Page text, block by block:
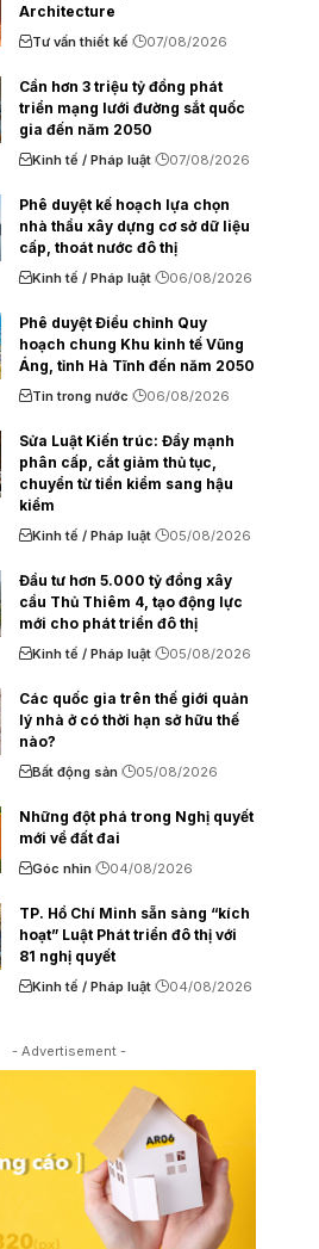
Architecture
Tư vấn thiết kế 07/08/2026
Cần hơn 3 triệu tỷ đồng phát
triển mạng lưới đường sắt quốc
gia đến năm 2050
Kinh tế / Pháp luật 07/08/2026
Phê duyệt kế hoạch lựa chọn
nhà thầu xây dựng cơ sở dữ liệu
cấp, thoát nước đô thị
Kinh tế / Pháp luật 06/08/2026
Phê duyệt Điều chỉnh Quy
hoạch chung Khu kinh tế Vũng
Áng, tỉnh Hà Tĩnh đến năm 2050
Tin trong nước 06/08/2026
Sửa Luật Kiến trúc: Đẩy mạnh
phân cấp, cắt giảm thủ tục,
chuyển từ tiền kiểm sang hậu
kiểm
Kinh tế / Pháp luật 05/08/2026
Đầu tư hơn 5.000 tỷ đồng xây
cầu Thủ Thiêm 4, tạo động lực
mới cho phát triển đô thị
Kinh tế / Pháp luật 05/08/2026
Các quốc gia trên thế giới quản
lý nhà ở có thời hạn sở hữu thế
nào?
Bất động sản 05/08/2026
Những đột phá trong Nghị quyết
mới về đất đai
Góc nhìn 04/08/2026
TP. Hồ Chí Minh sẵn sàng “kích
hoạt” Luật Phát triển đô thị với
81 nghị quyết
Kinh tế / Pháp luật 04/08/2026
- Advertisement -